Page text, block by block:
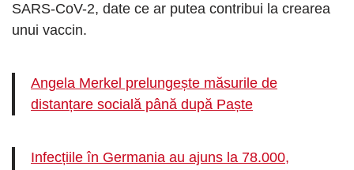
SARS-CoV-2, date ce ar putea contribui la crearea
unui vaccin.
Angela Merkel prelungește măsurile de
distanțare socială până după Paște
Infecțiile în Germania au ajuns la 78.000,